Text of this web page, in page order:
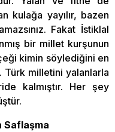
kulağa yayılır, bazen
Fakat İstiklal
bir millet kurşunun
kimin söylediğini en
milletini yalanlarla
kalmıştır. Her şey
Saflaşma